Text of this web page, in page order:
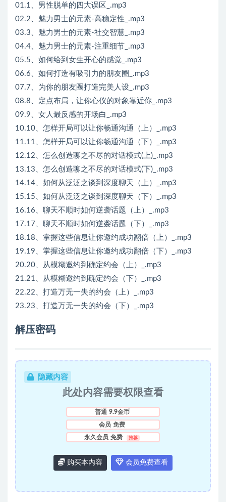
01.1、男性脱单的四大误区_.mp3
02.2、魅力男士的元素-高稳定性_.mp3
03.3、魅力男士的元素-社交智慧_.mp3
04.4、魅力男士的元素-注重细节_.mp3
05.5、如何给到女生开心的感觉_.mp3
06.6、如何打造有吸引力的朋友圈_.mp3
07.7、为你的朋友圈打造完美人设_.mp3
08.8、定点布局，让你心仪的对象靠近你_.mp3
09.9、女人最反感的开场白_.mp3
10.10、怎样开局可以让你畅通沟通（上）_.mp3
11.11、怎样开局可以让你畅通沟通（下）_.mp3
12.12、怎么创造聊之不尽的对话模式(上)_.mp3
13.13、怎么创造聊之不尽的对话模式(下)_.mp3
14.14、如何从泛泛之谈到深度聊天（上）_.mp3
15.15、如何从泛泛之谈到深度聊天（下）_.mp3
16.16、聊天不顺时如何逆袭话题（上）_.mp3
17.17、聊天不顺时如何逆袭话题（下）_.mp3
18.18、掌握这些信息让你邀约成功翻倍（上）_.mp3
19.19、掌握这些信息让你邀约成功翻倍（下）_.mp3
20.20、从模糊邀约到确定约会（上）_.mp3
21.21、从模糊邀约到确定约会（下）_.mp3
22.22、打造万无一失的约会（上）_.mp3
23.23、打造万无一失的约会（下）_.mp3
解压密码
隐藏内容
此处内容需要权限查看
普通 9.9金币
会员 免费
永久会员 免费 推荐
购买本内容 会员免费查看